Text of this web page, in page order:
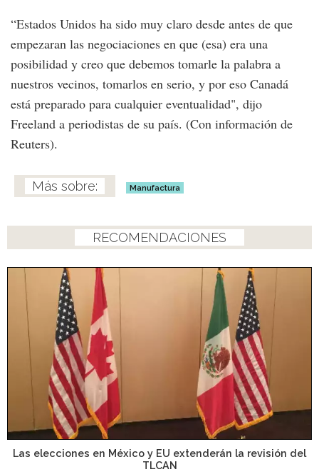
“Estados Unidos ha sido muy claro desde antes de que
empezaran las negociaciones en que (esa) era una
posibilidad y creo que debemos tomarle la palabra a
nuestros vecinos, tomarlos en serio, y por eso Canadá
está preparado para cualquier eventualidad", dijo
Freeland a periodistas de su país. (Con información de
Reuters).
Manufactura
RECOMENDACIONES
Las elecciones en México y EU extenderán la revisión del
TLCAN